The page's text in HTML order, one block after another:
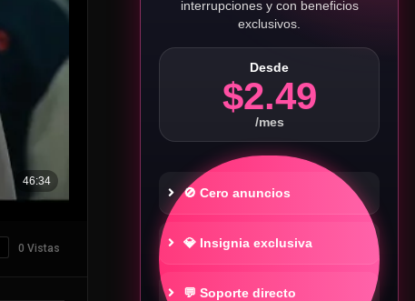
0 Vistas
interrupciones y con beneficios
exclusivos.
Desde
$2.49
/mes
🚫 Cero anuncios
💎 Insignia exclusiva
💬 Soporte directo